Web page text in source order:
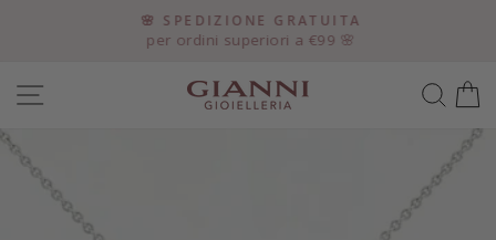
contenuti
Metti
pausa
🌸 SPEDIZIONE GRATUITA
per ordini superiori a €99 🌸
NAVIGAZIONE DEL SITO